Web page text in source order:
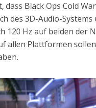
Black Ops Cold
des 3D-Audio-Systems
120 Hz auf beiden der
allen Plattformen